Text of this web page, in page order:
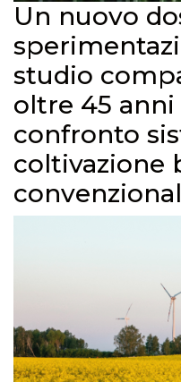
Un nuovo
studio
oltre 45
confronto
coltivazione